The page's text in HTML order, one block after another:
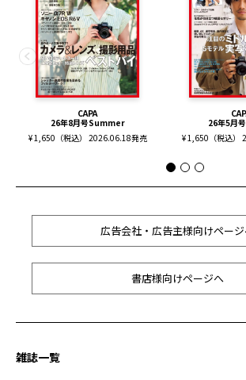
CAPA
26年8月号Summer
¥ 1,650（税込） 2026.06.18発売
26年5月
¥ 1,650（税込）
広告会社・広告主様向けペー
書店様向けページへ
雑誌一覧